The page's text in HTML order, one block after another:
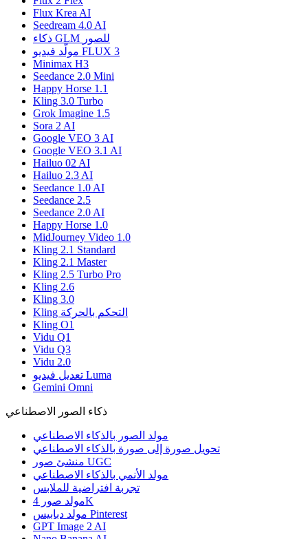
Flux Krea AI
Seedream 4.0 AI
ذكاء GLM للصور
مولّد فيديو FLUX 3
Minimax H3
Seedance 2.0 Mini
Happy Horse 1.1
Kling 3.0 Turbo
Grok Imagine 1.5
Sora 2 AI
Google VEO 3 AI
Google VEO 3.1 AI
Hailuo 02 AI
Hailuo 2.3 AI
Seedance 1.0 AI
Seedance 2.5
Seedance 2.0 AI
Happy Horse 1.0
MidJourney Video 1.0
Kling 2.1 Standard
Kling 2.1 Master
Kling 2.5 Turbo Pro
Kling 2.6
Kling 3.0
Kling التحكم بالحركة
Kling O1
Vidu Q1
Vidu Q3
Vidu 2.0
تعديل فيديو Luma
Gemini Omni
ذكاء الصور الاصطناعي
مولد الصور بالذكاء الاصطناعي
تحويل صورة إلى صورة بالذكاء الاصطناعي
منشئ صور UGC
مولد الأنمي بالذكاء الاصطناعي
تجربة افتراضية للملابس
مولد صور 4K
مولد دبابيس Pinterest
GPT Image 2 AI